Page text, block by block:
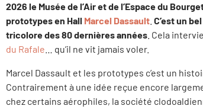
2026 le Musée de l’Air et de l’Espace du
prototypes en Hall Marcel Dassault C’est un
tricolore des 80 dernières années . Cela
du Rafale … qu’il ne vit jamais voler.
Marcel Dassault et les prototypes c’est un
Contrairement à une idée reçue encore
chez certains aérophiles, la société